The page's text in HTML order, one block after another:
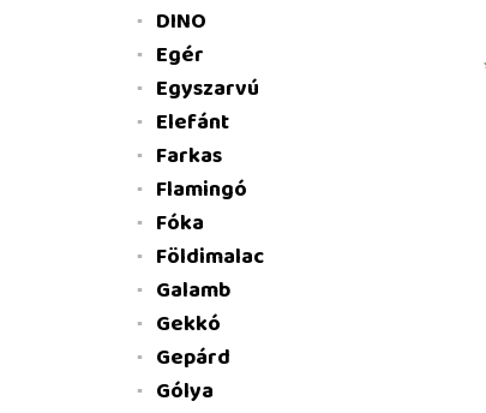
DINO
Egér
Egyszarvú
Elefánt
Farkas
Flamingó
Fóka
Földimalac
Galamb
Gekkó
Gepárd
Gólya